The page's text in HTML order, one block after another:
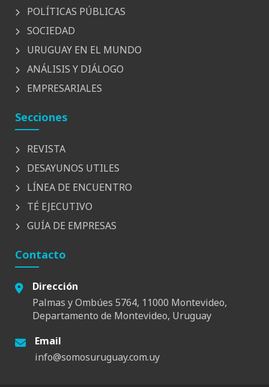
POLÍTICAS PÚBLICAS
SOCIEDAD
URUGUAY EN EL MUNDO
ANÁLISIS Y DIÁLOGO
EMPRESARIALES
Secciones
REVISTA
DESAYUNOS UTILES
LÍNEA DE ENCUENTRO
TÉ EJECUTIVO
GUÍA DE EMPRESAS
Contacto
Dirección
Palmas y Ombúes 5764, 11000 Montevideo,
Departamento de Montevideo, Uruguay
Email
info@somosuruguay.com.uy